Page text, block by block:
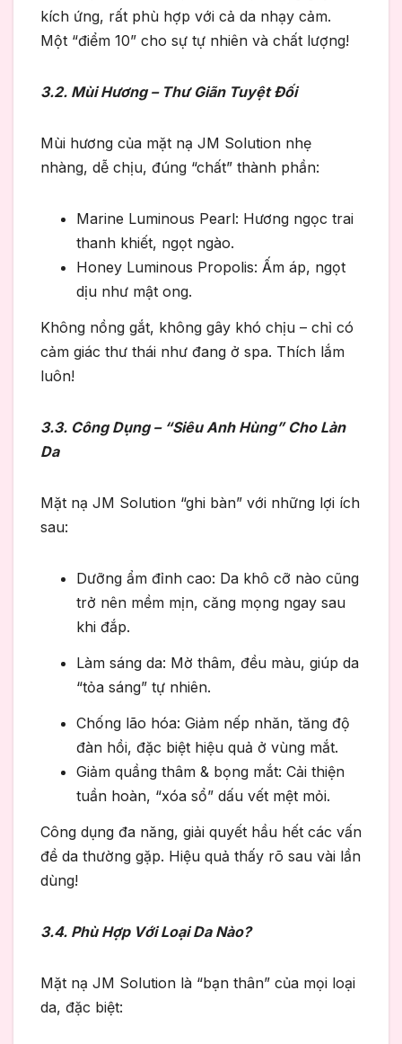
kích ứng, rất phù hợp với cả da nhạy cảm.
Một “điểm 10” cho sự tự nhiên và chất lượng!
3.2. Mùi Hương – Thư Giãn Tuyệt Đối
Mùi hương của mặt nạ JM Solution nhẹ
nhàng, dễ chịu, đúng “chất” thành phần:
Marine Luminous Pearl: Hương ngọc trai
thanh khiết, ngọt ngào.
Honey Luminous Propolis: Ấm áp, ngọt
dịu như mật ong.
Không nồng gắt, không gây khó chịu – chỉ có
cảm giác thư thái như đang ở spa. Thích lắm
luôn!
3.3. Công Dụng – “Siêu Anh Hùng” Cho Làn
Da
Mặt nạ JM Solution “ghi bàn” với những lợi ích
sau:
Dưỡng ẩm đỉnh cao: Da khô cỡ nào cũng
trở nên mềm mịn, căng mọng ngay sau
khi đắp.
Làm sáng da: Mờ thâm, đều màu, giúp da
“tỏa sáng” tự nhiên.
Chống lão hóa: Giảm nếp nhăn, tăng độ
đàn hồi, đặc biệt hiệu quả ở vùng mắt.
Giảm quầng thâm & bọng mắt: Cải thiện
tuần hoàn, “xóa sổ” dấu vết mệt mỏi.
Công dụng đa năng, giải quyết hầu hết các vấn
đề da thường gặp. Hiệu quả thấy rõ sau vài lần
dùng!
3.4. Phù Hợp Với Loại Da Nào?
Mặt nạ JM Solution là “bạn thân” của mọi loại
da, đặc biệt: